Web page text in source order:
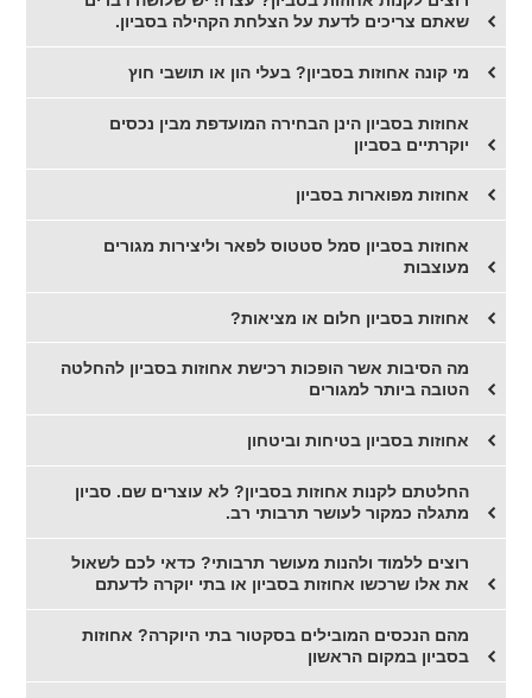
שאתם צריכים לדעת על הצלחת הקהילה בסביון.
מי קונה אחוזות בסביון? בעלי הון או תושבי חוץ
אחוזות בסביון הינן הבחירה המועדפת מבין נכסים
יוקרתיים בסביון
אחוזות מפוארות בסביון
אחוזות בסביון סמל סטטוס לפאר וליצירות מגורים
מעוצבות
אחוזות בסביון חלום או מציאות?
מה הסיבות אשר הופכות רכישת אחוזות בסביון להחלטה
הטובה ביותר למגורים
אחוזות בסביון בטיחות וביטחון
החלטתם לקנות אחוזות בסביון? לא עוצרים שם. סביון
מתגלה כמקור לעושר תרבותי רב.
רוצים ללמוד ולהנות מעושר תרבותי? כדאי לכם לשאול
את אלו שרכשו אחוזות בסביון או בתי יוקרה לדעתם
מהם הנכסים המובילים בסקטור בתי היוקרה? אחוזות
בסביון במקום הראשון